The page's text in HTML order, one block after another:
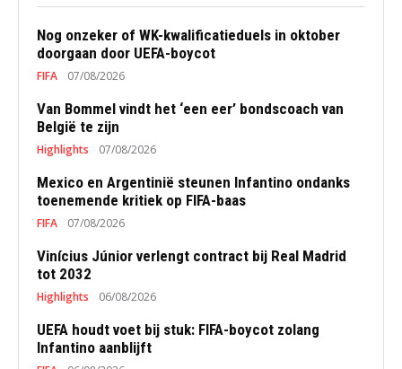
Nog onzeker of WK-kwalificatieduels in oktober
doorgaan door UEFA-boycot
FIFA 07/08/2026
Van Bommel vindt het ‘een eer’ bondscoach van
België te zijn
Highlights 07/08/2026
Mexico en Argentinië steunen Infantino ondanks
toenemende kritiek op FIFA-baas
FIFA 07/08/2026
Vinícius Júnior verlengt contract bij Real Madrid
tot 2032
Highlights 06/08/2026
UEFA houdt voet bij stuk: FIFA-boycot zolang
Infantino aanblijft